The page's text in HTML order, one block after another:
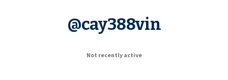
@cay388vin
Not recently active